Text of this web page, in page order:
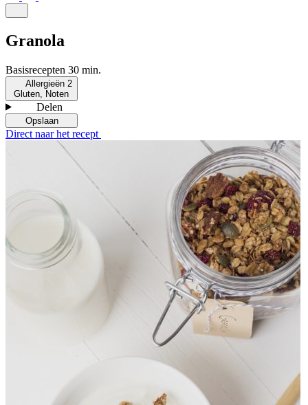
Granola
Basisrecepten 30 min.
Allergieën 2
Gluten, Noten
Delen
Opslaan
Direct naar het recept